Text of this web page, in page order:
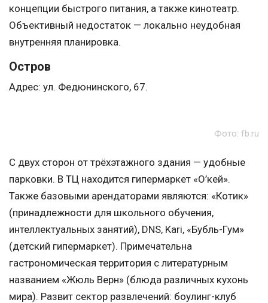
концепции быстрого питания, а также кинотеатр.
Объективный недостаток — локально неудобная
внутренняя планировка.
Остров
Адрес: ул. Федюнинского, 67.
Фото: fb.ru
С двух сторон от трёхэтажного здания — удобные
парковки. В ТЦ находится гипермаркет «О’кей».
Также базовыми арендаторами являются: «Котик»
(принадлежности для школьного обучения,
интеллектуальных занятий), DNS, Kari, «Бубль-Гум»
(детский гипермаркет). Примечательна
гастрономическая территория с литературным
названием «Жюль Верн» (блюда различных кухонь
мира). Развит сектор развлечений: боулинг-клуб